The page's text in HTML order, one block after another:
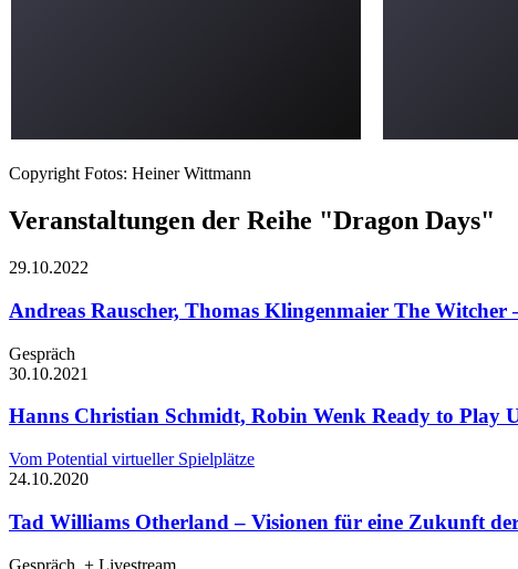
Copyright Fotos: Heiner Wittmann
Veranstaltungen der Reihe "Dragon Days"
29.10.2022
Andreas Rauscher, Thomas Klingenmaier The Witcher
Gespräch
30.10.2021
Hanns Christian Schmidt, Robin Wenk Ready to Play
Vom Potential virtueller Spielplätze
24.10.2020
Tad Williams Otherland – Visionen für eine Zukunft
Gespräch, + Livestream